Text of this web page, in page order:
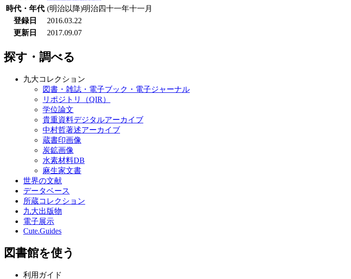
時代・年代 (明治以降)明治四十一年十一月
登録日
2016.03.22
更新日
2017.09.07
探す・調べる
九大コレクション
図書・雑誌・電子ブック・電子ジャーナル
リポジトリ（QIR）
学位論文
貴重資料デジタルアーカイブ
中村哲著述アーカイブ
蔵書印画像
炭鉱画像
水素材料DB
麻生家文書
世界の文献
データベース
所蔵コレクション
九大出版物
電子展示
Cute.Guides
図書館を使う
利用ガイド